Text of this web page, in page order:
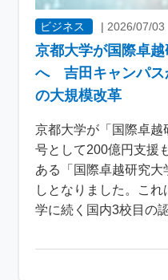
ビジネス | 2026/07/03
京都大学が国際卓
へ 吉田キャンパス
の大規模改革
京都大学が「国際卓
号として200億円支援
ある「国際卓越研究
しとなりました。こ
学に続く国内3校目の